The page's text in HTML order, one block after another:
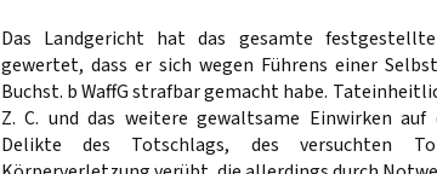
Das Landgericht hat das gesamte
gewertet, dass er sich wegen Führens einer
Buchst. b WaffG strafbar gemacht habe.
Z. C. und das weitere gewaltsame Einwirken
Delikte des Totschlags, des versuchten